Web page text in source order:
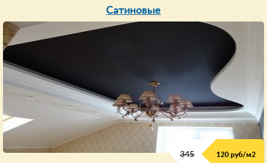
Сатиновые
345 120 руб/м2